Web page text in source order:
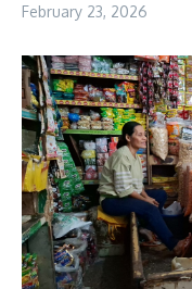
February 23, 2026